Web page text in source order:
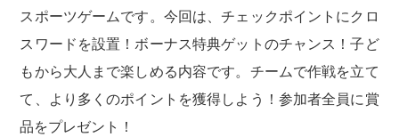
スポーツゲームです。今回は、チェックポイントにクロ
スワードを設置！ボーナス特典ゲットのチャンス！子ど
もから大人まで楽しめる内容です。チームで作戦を立て
て、より多くのポイントを獲得しよう！参加者全員に賞
品をプレゼント！